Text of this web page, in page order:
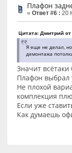
Плафон
« Ответ #6 : 20
Цитата: Дмитрий от
Я еще не делал,
демонтажа
Значит всётаки
Плафон выбрал
Не плохой
комплекция
Если уже
Как думаешь